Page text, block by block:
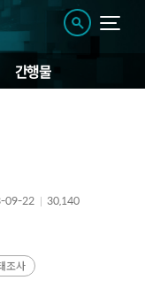
간행물
09-22 30,140
조사